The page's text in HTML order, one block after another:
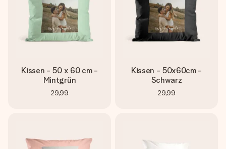
Kissen - 50 x 60 cm -
Mintgrün
29,99
Kissen - 50x60cm -
Schwarz
29,99